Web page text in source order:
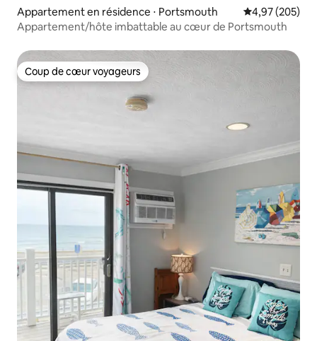
Appartement en résidence ⋅ Portsmouth Évaluation
4,97 (205)
Appartement/hôte imbattable au cœur de Portsmouth
Coup de cœur voyageurs
Coup de cœur voyageurs